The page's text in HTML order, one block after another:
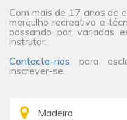
Com mais de 17 anos de
mergulho recreativo e
passando por variadas
instrutor.
Contacte-nos para
inscrever-se.